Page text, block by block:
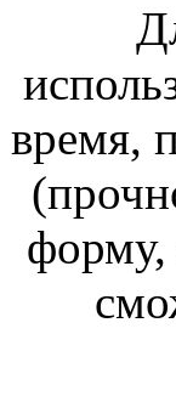
время,
форму,